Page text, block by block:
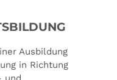
Ausbildung
in Richtung